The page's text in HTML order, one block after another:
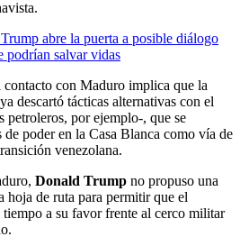
abre la puerta a posible diálogo
podrían salvar vidas
con Maduro implica que la
descartó tácticas alternativas con el
petroleros, por ejemplo-, que se
poder en la Casa Blanca como vía de
venezolana.
Donald Trump no propuso una
hoja de ruta para permitir que el
a su favor frente al cerco militar